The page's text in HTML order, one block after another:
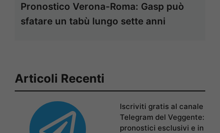
Pronostico Verona-Roma: Gasp può
sfatare un tabù lungo sette anni
Articoli Recenti
Iscriviti gratis al canale
Telegram del Veggente:
pronostici esclusivi e in